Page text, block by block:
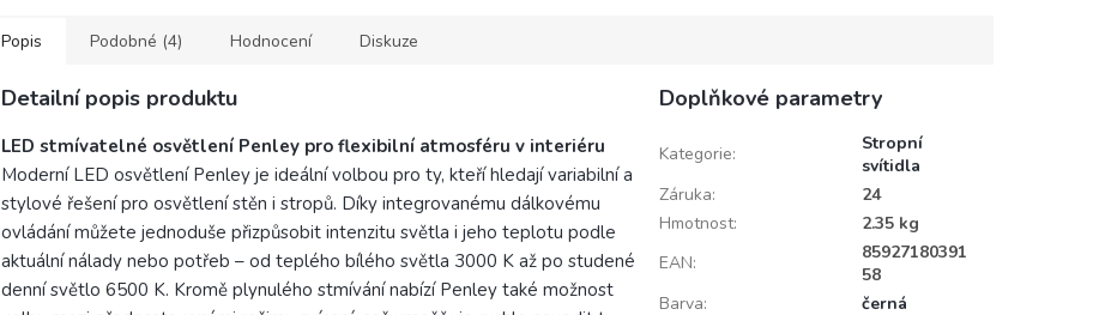
Popis Podobné (4) Hodnocení Diskuze
Detailní popis produktu
LED stmívatelné osvětlení Penley pro flexibilní atmosféru v interiéru
Moderní LED osvětlení Penley je ideální volbou pro ty, kteří hledají variabilní a
stylové řešení pro osvětlení stěn i stropů. Díky integrovanému dálkovému
ovládání můžete jednoduše přizpůsobit intenzitu světla i jeho teplotu podle
aktuální nálady nebo potřeb – od teplého bílého světla 3000 K až po studené
denní světlo 6500 K. Kromě plynulého stmívání nabízí Penley také možnost
Doplňkové parametry
Kategorie:
Stropní
svítidla
Záruka:
24
Hmotnost:
2.35 kg
EAN:
85927180391
58
Barva:
černá